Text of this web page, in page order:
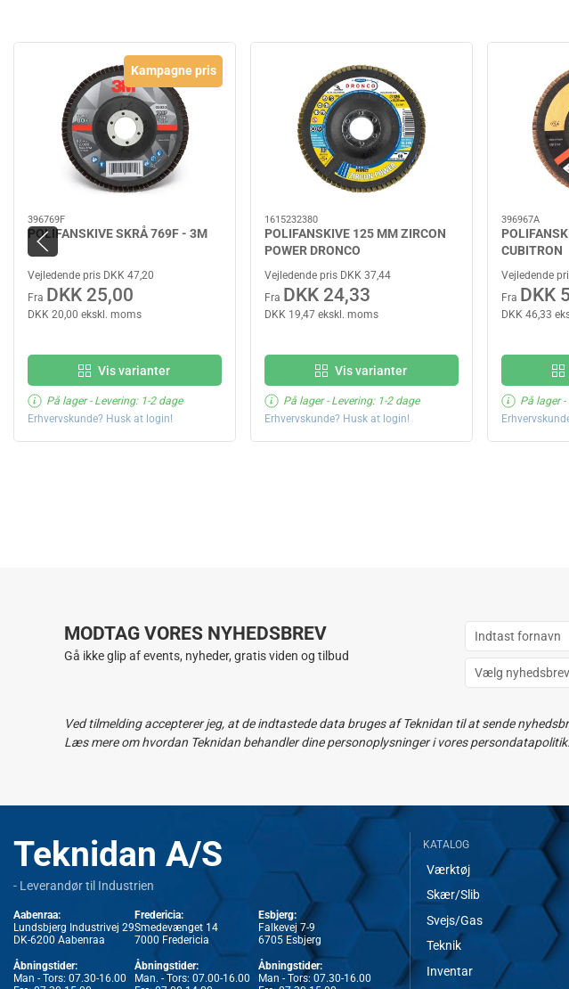
Kampagne pris
396769F
POLIFANSKIVE SKRÅ 769F - 3M
Vejledende pris DKK 47,20
Fra DKK 25,00
DKK 20,00 ekskl. moms
Vis varianter
På lager- Levering: 1-2 dage
Erhvervskunde? Husk at login!
1615232380
POLIFANSKIVE 125 MM ZIRCON
POWER DRONCO
Vejledende pris DKK 37,44
Fra DKK 24,33
DKK 19,47 ekskl. moms
Vis varianter
På lager- Levering: 1-2 dage
Erhvervskunde? Husk at login!
396967A
CUBITRON
Vejledende
Fra DKK
DKK 46,33
På lager-
MODTAG VORES NYHEDSBREV
Gå ikke glip af events, nyheder, gratis viden og tilbud
Ved tilmelding accepterer jeg, at de indtastede data bruges af Teknidan til at sende
Læs mere om hvordan Teknidan behandler dine personoplysninger i vores persondatapolitik.
Teknidan A/S
- Leverandør til Industrien
Aabenraa:
Lundsbjerg Industrivej 29
DK-6200 Aabenraa
Åbningstider:
Man - Tors: 07.30-16.00
Fredericia:
Smedevænget 14
7000 Fredericia
Åbningstider:
Man. - Tors: 07.00-16.00
Esbjerg:
Falkevej 7-9
6705 Esbjerg
Åbningstider:
Man - Tors: 07.30-16.00
KATALOG
Værktøj
Skær/Slib
Svejs/Gas
Teknik
Inventar